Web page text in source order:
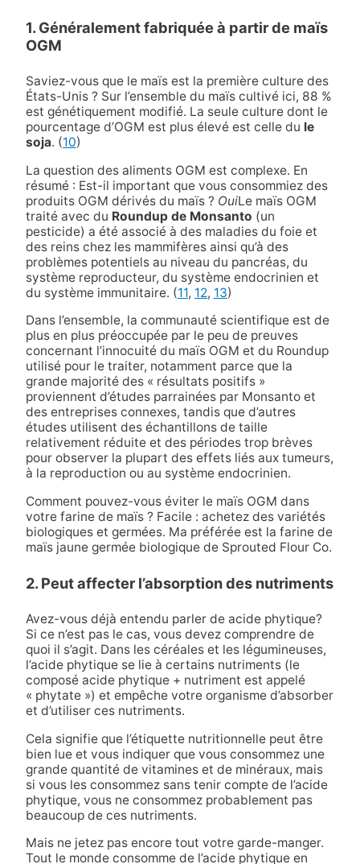
1. Généralement fabriquée à partir de maïs
OGM
Saviez-vous que le maïs est la première culture des
États-Unis ? Sur l’ensemble du maïs cultivé ici, 88 %
est génétiquement modifié. La seule culture dont le
pourcentage d’OGM est plus élevé est celle du le
soja. (10)
La question des aliments OGM est complexe. En
résumé : Est-il important que vous consommiez des
produits OGM dérivés du maïs ? OuiLe maïs OGM
traité avec du Roundup de Monsanto (un
pesticide) a été associé à des maladies du foie et
des reins chez les mammifères ainsi qu’à des
problèmes potentiels au niveau du pancréas, du
système reproducteur, du système endocrinien et
du système immunitaire. (11, 12, 13)
Dans l’ensemble, la communauté scientifique est de
plus en plus préoccupée par le peu de preuves
concernant l’innocuité du maïs OGM et du Roundup
utilisé pour le traiter, notamment parce que la
grande majorité des « résultats positifs »
proviennent d’études parrainées par Monsanto et
des entreprises connexes, tandis que d’autres
études utilisent des échantillons de taille
relativement réduite et des périodes trop brèves
pour observer la plupart des effets liés aux tumeurs,
à la reproduction ou au système endocrinien.
Comment pouvez-vous éviter le maïs OGM dans
votre farine de maïs ? Facile : achetez des variétés
biologiques et germées. Ma préférée est la farine de
maïs jaune germée biologique de Sprouted Flour Co.
2. Peut affecter l’absorption des nutriments
Avez-vous déjà entendu parler de acide phytique?
Si ce n’est pas le cas, vous devez comprendre de
quoi il s’agit. Dans les céréales et les légumineuses,
l’acide phytique se lie à certains nutriments (le
composé acide phytique + nutriment est appelé
« phytate ») et empêche votre organisme d’absorber
et d’utiliser ces nutriments.
Cela signifie que l’étiquette nutritionnelle peut être
bien lue et vous indiquer que vous consommez une
grande quantité de vitamines et de minéraux, mais
si vous les consommez sans tenir compte de l’acide
phytique, vous ne consommez probablement pas
beaucoup de ces nutriments.
Mais ne jetez pas encore tout votre garde-manger.
Tout le monde consomme de l’acide phytique en